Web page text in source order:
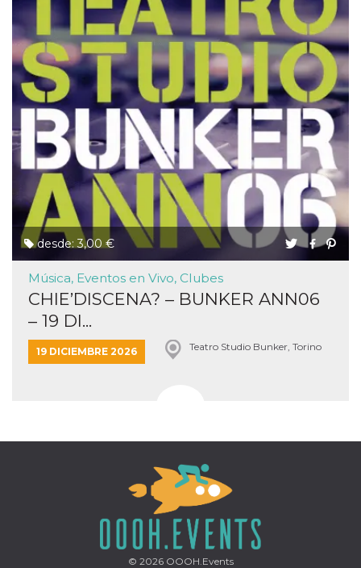
desde: 3,00 €
Música, Eventos en Vivo, Clubes
CHIE’DISCENA? – BUNKER ANN06
– 19 DI...
19 DICIEMBRE 2026 Teatro Studio Bunker, Torino
© 2026OOOH.Events